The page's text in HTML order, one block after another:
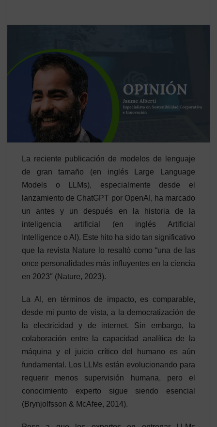
La reciente publicación de modelos de lenguaje
de gran tamaño (en inglés Large Language
Models o LLMs), especialmente desde el
lanzamiento de ChatGPT por OpenAI, ha marcado
un antes y un después en la historia de la
inteligencia artificial (en inglés Artificial
Intelligence o AI). Este hito ha sido tan significativo
que la revista Nature lo resaltó como “una de las
once personalidades más influyentes en la ciencia
en 2023″ (Nature, 2023).
La AI, en términos de impacto, es comparable,
desde mi punto de vista, a la democratización de
la electricidad y de internet. Sin embargo, la
colaboración entre la capacidad analítica de la
máquina y el juicio crítico del humano es aún
fundamental. Los LLMs están evolucionando para
requerir menos supervisión humana, pero el
conocimiento experto sigue siendo esencial
(Brynjolfsson & McAfee, 2014).